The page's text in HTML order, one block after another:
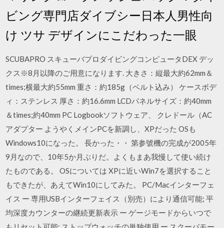
ビング専門店ダイブシー日本人男性向
け ツサ デザインにこだわった一眼
SCUBAPRO スキューバプロダイビングコンピュータDEX デッ
クス※8月以降のご用意になります. 大きさ：縦最大約62mm＆
times;横最大約55mm 重さ：約185g（ベルト込み） ケースボデ
ィ：ステンレス 厚さ：約16.6mm LCDパネルサイズ：約40mm
＆times;約40mm PC Logbookソフトウェア、 クレドール（AC
アダプター ようやくメインPCを新調し、XPだった OSも
Windows10になった。 長かった・・ 第参號機の完成が2005年
9月なので、10年5か月ぶりだ。よくもまあ我慢して使い続け
たものである。 OSについては XPに近いWin7を選択すること
もできたが、あえてWin10にしてみた。 PC/Macインターフェ
イス ー 専用USBインターフェイス（別売）により通信可能; 平
均深度カウンターの継続更新表示 ー ゲージモードからいつで